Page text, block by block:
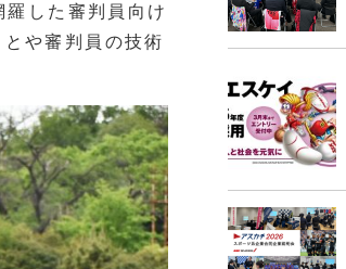
した審判員向け
や審判員の技術